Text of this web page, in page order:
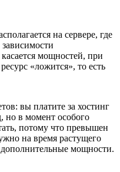
на сервере, где
мощностей, при
«ложится», то есть
вы платите за хостинг
но в момент особого
потому что превышен
на время растущего
мощности.